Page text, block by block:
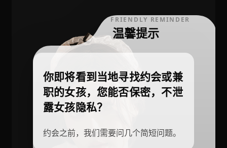
FRIENDLY REMINDER
温馨提示
你即将看到当地寻找约会或兼
职的女孩，您能否保密，不泄
露女孩隐私？
约会之前，我们需要问几个简短问题。